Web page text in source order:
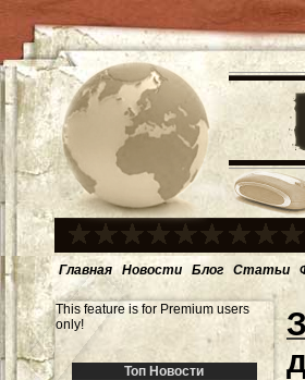
Главная Новости Блог Статьи
This feature is for Premium users
only!
Топ Новости